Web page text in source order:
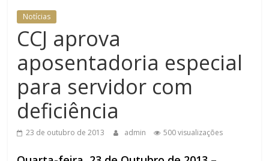
Notícias
CCJ aprova
aposentadoria especial
para servidor com
deficiência
23 de outubro de 2013 admin 500 visualizações